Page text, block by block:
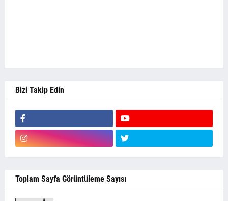
Bizi Takip Edin
Toplam Sayfa Görüntüleme Sayısı